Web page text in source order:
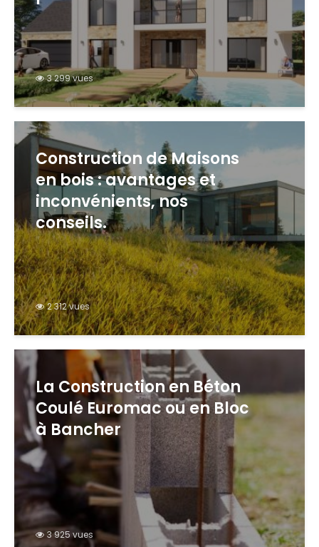
3 299 vues
Construction de Maisons
en bois : avantages et
inconvénients, nos
conseils.
2 312 vues
La Construction en Béton
Coulé Euromac ou en Bloc
à Bancher
3 925 vues